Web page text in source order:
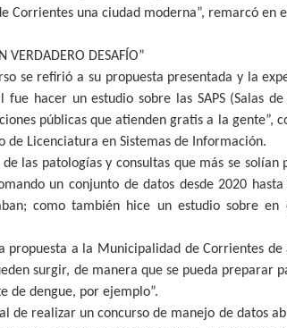
Corrientes una ciudad moderna”, remarcó en
VERDADERO DESAFÍO”
se refirió a su propuesta presentada y la
fue hacer un estudio sobre las SAPS (Salas
públicas que atienden gratis a la gente”,
Licenciatura en Sistemas de Información.
las patologías y consultas que más se
un conjunto de datos desde 2020
como también hice un estudio sobre en
propuesta a la Municipalidad de Corrientes
surgir, de manera que se pueda preparar
de dengue, por ejemplo”.
de realizar un concurso de manejo de datos